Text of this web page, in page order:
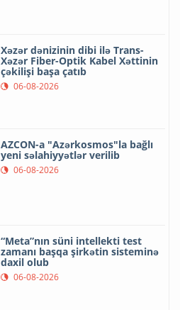
Xəzər dənizinin dibi ilə Trans-
Xəzər Fiber-Optik Kabel Xəttinin
çəkilişi başa çatıb
06-08-2026
AZCON-a "Azərkosmos"la bağlı
yeni səlahiyyətlər verilib
06-08-2026
“Meta”nın süni intellekti test
zamanı başqa şirkətin sisteminə
daxil olub
06-08-2026